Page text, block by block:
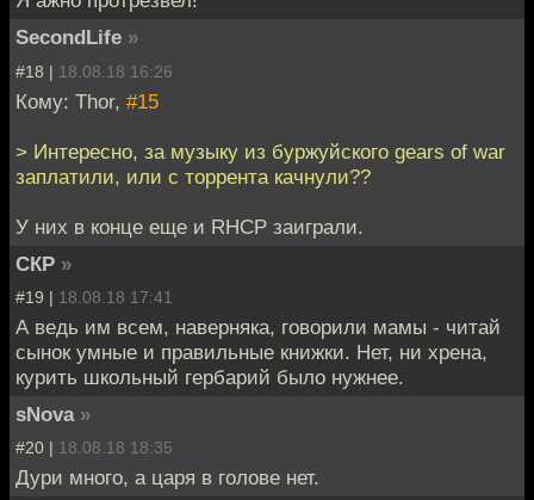
SecondLife »
#18 | 18.08.18 16:26
Кому: Thor, #15
> Интересно, за музыку из буржуйского gears of war
заплатили, или с торрента качнули??
У них в конце еще и RHCP заиграли.
СКР »
#19 | 18.08.18 17:41
А ведь им всем, наверняка, говорили мамы - читай
сынок умные и правильные книжки. Нет, ни хрена,
курить школьный гербарий было нужнее.
sNova »
#20 | 18.08.18 18:35
Дури много, а царя в голове нет.